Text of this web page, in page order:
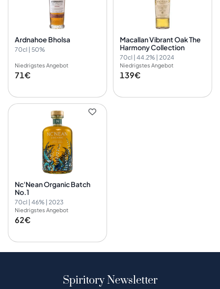
Ardnahoe Bholsa
70cl | 50%
Niedrigstes Angebot
71€
Macallan Vibrant Oak The
Harmony Collection
70cl | 44.2% | 2024
Niedrigstes Angebot
139€
Nc'Nean Organic Batch
No.1
70cl | 46% | 2023
Niedrigstes Angebot
62€
Spiritory Newsletter